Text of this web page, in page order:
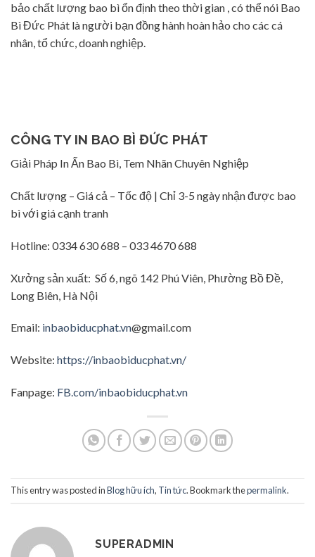
bảo chất lượng bao bì ổn định theo thời gian , có thể nói Bao
Bì Đức Phát là người bạn đồng hành hoàn hảo cho các cá
nhân, tổ chức, doanh nghiệp.
CÔNG TY IN BAO BÌ ĐỨC PHÁT
Giải Pháp In Ấn Bao Bì, Tem Nhãn Chuyên Nghiệp
Chất lượng – Giá cả – Tốc độ | Chỉ 3-5 ngày nhận được bao
bì với giá cạnh tranh
Hotline: 0334 630 688 – 033 4670 688
Xưởng sản xuất: Số 6, ngõ 142 Phú Viên, Phường Bồ Đề,
Long Biên, Hà Nội
Email: inbaobiducphat.vn@gmail.com
Website: https://inbaobiducphat.vn/
Fanpage: FB.com/inbaobiducphat.vn
This entry was posted inBlog hữu ích, Tin tức. Bookmark thepermalink.
SUPERADMIN